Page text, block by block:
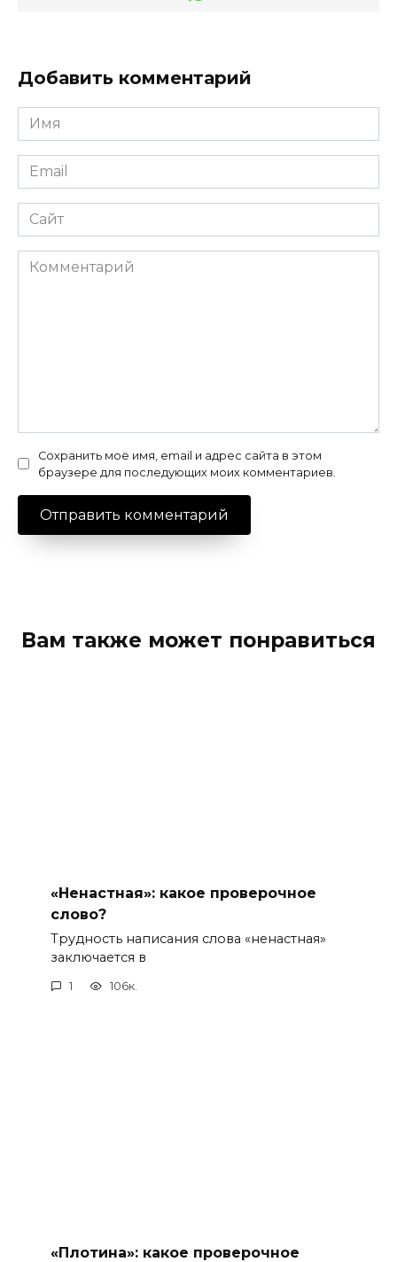
Добавить комментарий
Имя
*
Email
*
Сайт
Комментарий
Сохранить моё имя, email и адрес сайта в этом
браузере для последующих моих комментариев.
Вам также может понравиться
«Ненастная»: какое проверочное
слово?
Трудность написания слова «ненастная»
заключается в
1 106к.
«Плотина»: какое проверочное